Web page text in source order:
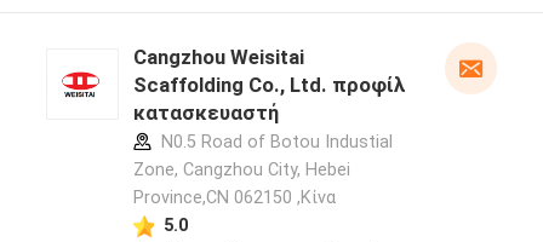
Cangzhou Weisitai
Scaffolding Co., Ltd. προφίλ
κατασκευαστή
N0.5 Road of Botou Industial
Zone, Cangzhou City, Hebei
Province,CN 062150 ,Κίνα
5.0